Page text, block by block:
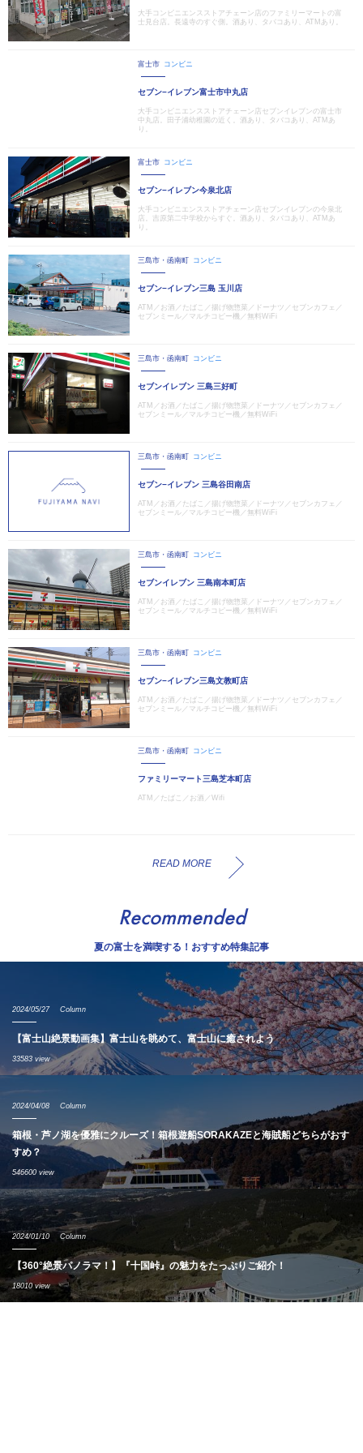
大手コンビニエンスストアチェーン店のファミリーマートの富
士見台店。長遠寺のすぐ側。酒あり、タバコあり、ATMあり。
富士市 コンビニ
セブン−イレブン富士市中丸店
大手コンビニエンスストアチェーン店セブンイレブンの富士市
中丸店。田子浦幼稚園の近く。酒あり、タバコあり、ATMあ
り。
富士市 コンビニ
セブン−イレブン今泉北店
大手コンビニエンスストアチェーン店セブンイレブンの今泉北
店。吉原第二中学校からすぐ。酒あり、タバコあり、ATMあ
り。
三島市・函南町 コンビニ
セブン−イレブン三島 玉川店
ATM／お酒／たばこ／揚げ物惣菜／ドーナツ／セブンカフェ／
セブンミール／マルチコピー機／無料WiFi
三島市・函南町 コンビニ
セブンイレブン 三島三好町
ATM／お酒／たばこ／揚げ物惣菜／ドーナツ／セブンカフェ／
セブンミール／マルチコピー機／無料WiFi
三島市・函南町 コンビニ
セブン−イレブン 三島谷田南店
ATM／お酒／たばこ／揚げ物惣菜／ドーナツ／セブンカフェ／
セブンミール／マルチコピー機／無料WiFi
三島市・函南町 コンビニ
セブンイレブン 三島南本町店
ATM／お酒／たばこ／揚げ物惣菜／ドーナツ／セブンカフェ／
セブンミール／マルチコピー機／無料WiFi
三島市・函南町 コンビニ
セブン−イレブン三島文教町店
ATM／お酒／たばこ／揚げ物惣菜／ドーナツ／セブンカフェ／
セブンミール／マルチコピー機／無料WiFi
三島市・函南町 コンビニ
ファミリーマート三島芝本町店
ATM／たばこ／お酒／Wifi
READ MORE
Recommended
夏の富士を満喫する！おすすめ特集記事
2024/05/27 Column
【富士山絶景動画集】富士山を眺めて、富士山に癒されよう
33583 view
2024/04/08 Column
箱根・芦ノ湖を優雅にクルーズ！箱根遊船SORAKAZEと海賊船どちらがおす
すめ？
546600 view
2024/01/10 Column
【360°絶景パノラマ！】『十国峠』の魅力をたっぷりご紹介！
18010 view